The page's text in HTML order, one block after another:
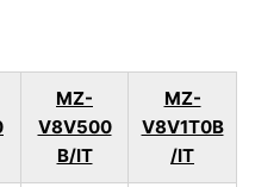
MZ-
V8V500
B/IT
MZ-
V8V1T0B
/IT